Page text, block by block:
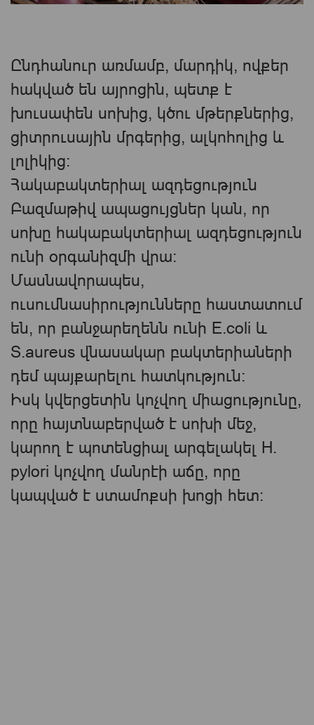
Ընդհանուր առմամբ, մարդիկ, ովքեր
հակված են այրոցին, պետք է
խուսափեն սոխից, կծու մթերքներից,
ցիտրուսային մրգերից, ալկոհոլից և
լոլիկից:
Հակաբակտերիալ ազդեցություն
Բազմաթիվ ապացույցներ կան, որ
սոխը հակաբակտերիալ ազդեցություն
ունի օրգանիզմի վրա։
Մասնավորապես,
ուսումնասիրությունները հաստատում
են, որ բանջարեղենն ունի E.coli և
S.aureus վնասակար բակտերիաների
դեմ պայքարելու հատկություն։
Իսկ կվերցետին կոչվող միացությունը,
որը հայտնաբերված է սոխի մեջ,
կարող է պոտենցիալ արգելակել H.
pylori կոչվող մանրէի աճը, որը
կապված է ստամոքսի խոցի հետ: